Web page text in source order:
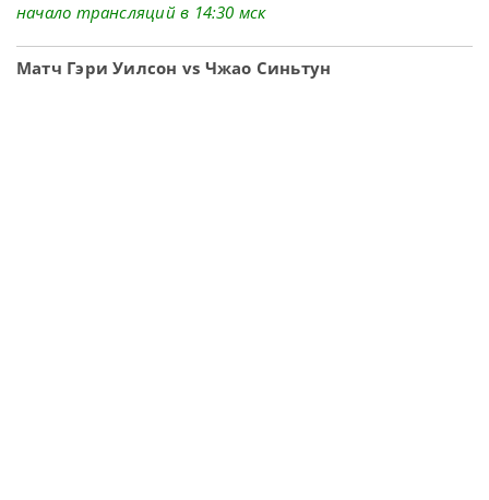
начало трансляций в 14:30 мск
Матч Гэри Уилсон vs Чжао Синьтун